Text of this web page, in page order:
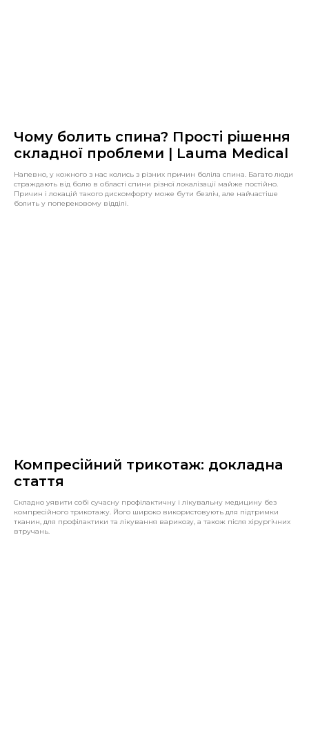
Чому болить спина? Прості рішення
складної проблеми | Lauma Medical
Напевно, у кожного з нас колись з різних причин боліла спина. Багато люди
страждають від болю в області спини різної локалізації майже постійно.
Причин і локацій такого дискомфорту може бути безліч, але найчастіше
болить у поперековому відділі.
Компресійний трикотаж: докладна
стаття
Складно уявити собі сучасну профілактичну і лікувальну медицину без
компресійного трикотажу. Його широко використовують для підтримки
тканин, для профілактики та лікування варикозу, а також після хірургічних
втручань.